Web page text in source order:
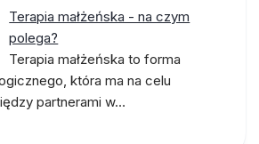
Terapia małżeńska - na czym
polega?
Terapia małżeńska to forma
która ma na celu
partnerami w…